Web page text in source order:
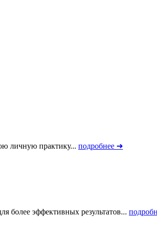
личную практику... подробнее ➜
более эффективных результатов...